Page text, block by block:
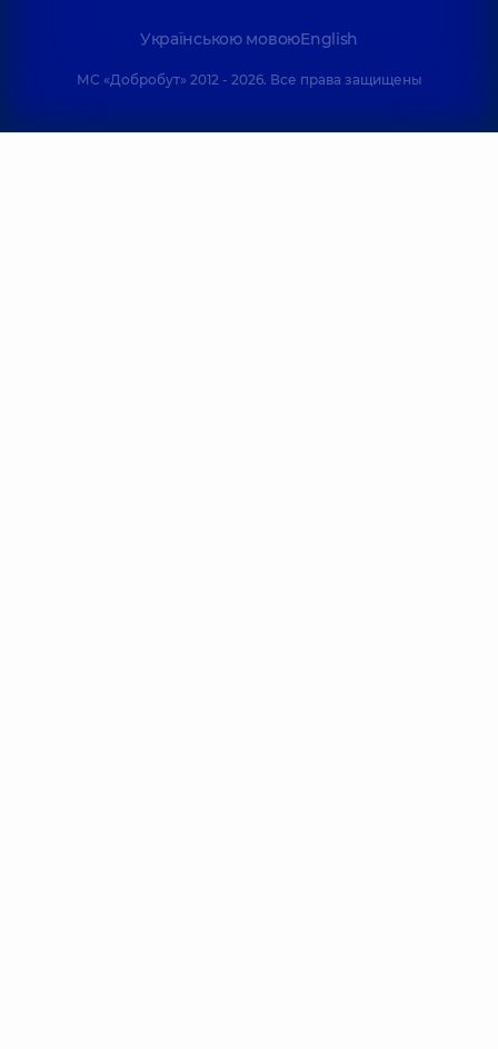
Українською мовоюEnglish
МС «Добробут» 2012 - 2026. Все права защищены